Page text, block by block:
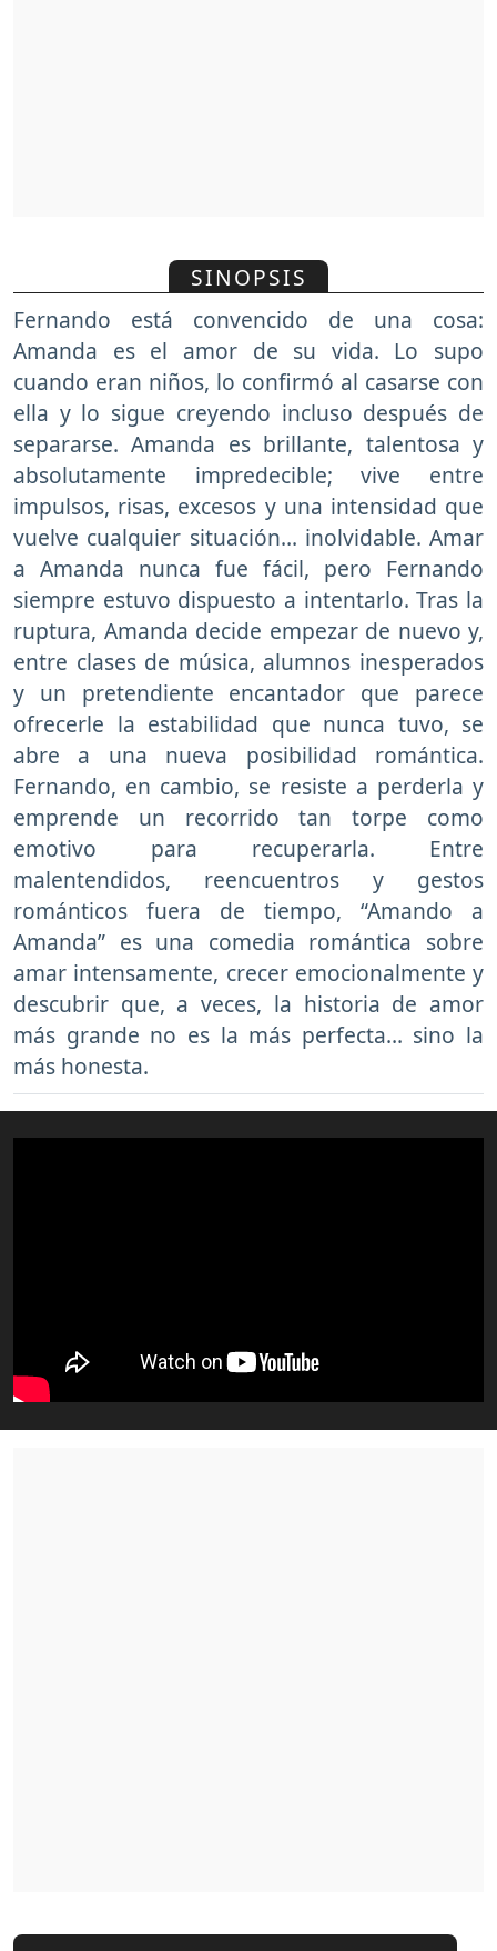
SINOPSIS
Fernando está convencido de una cosa:
Amanda es el amor de su vida. Lo supo
cuando eran niños, lo confirmó al casarse con
ella y lo sigue creyendo incluso después de
separarse. Amanda es brillante, talentosa y
absolutamente impredecible; vive entre
impulsos, risas, excesos y una intensidad que
vuelve cualquier situación… inolvidable. Amar
a Amanda nunca fue fácil, pero Fernando
siempre estuvo dispuesto a intentarlo. Tras la
ruptura, Amanda decide empezar de nuevo y,
entre clases de música, alumnos inesperados
y un pretendiente encantador que parece
ofrecerle la estabilidad que nunca tuvo, se
abre a una nueva posibilidad romántica.
Fernando, en cambio, se resiste a perderla y
emprende un recorrido tan torpe como
emotivo para recuperarla. Entre
malentendidos, reencuentros y gestos
románticos fuera de tiempo, “Amando a
Amanda” es una comedia romántica sobre
amar intensamente, crecer emocionalmente y
descubrir que, a veces, la historia de amor
más grande no es la más perfecta… sino la
más honesta.